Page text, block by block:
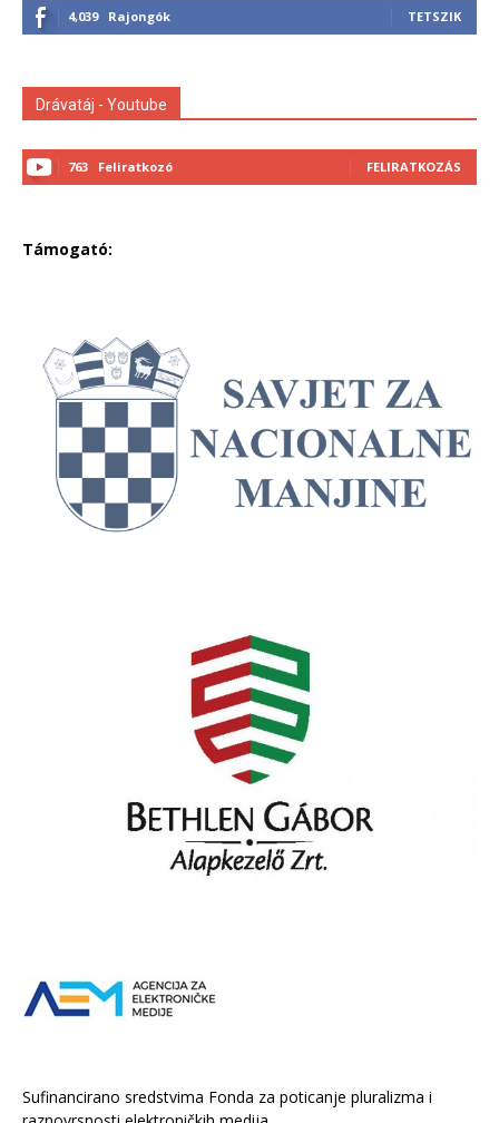
4,039 Rajongók TETSZIK
Drávatáj - Youtube
763 Feliratkozó FELIRATKOZÁS
Támogató:
Sufinancirano sredstvima Fonda za poticanje pluralizma i